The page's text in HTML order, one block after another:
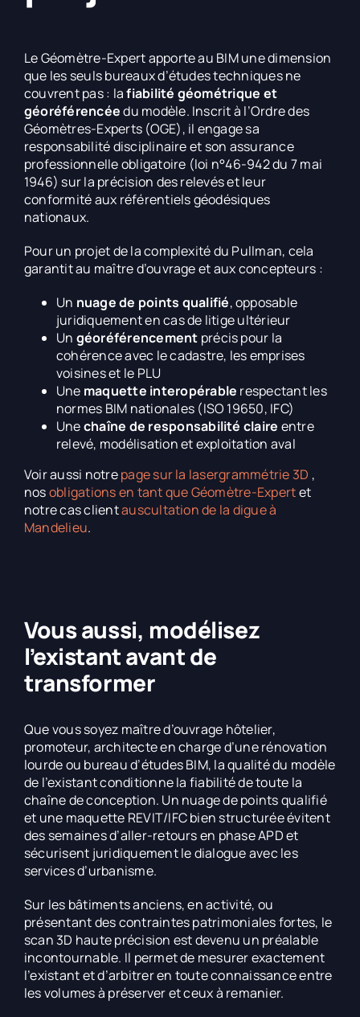
Le Géomètre-Expert apporte au BIM une dimension
que les seuls bureaux d’études techniques ne
couvrent pas : lafiabilité géométrique et
géoréférencéedu modèle. Inscrit à l’Ordre des
Géomètres-Experts (OGE), il engage sa
responsabilité disciplinaire et son assurance
professionnelle obligatoire (loi n°46-942 du 7 mai
1946) sur la précision des relevés et leur
conformité aux référentiels géodésiques
nationaux.
Pour un projet de la complexité du Pullman, cela
garantit au maître d’ouvrage et aux concepteurs :
Un nuage de points qualifié, opposable
juridiquement en cas de litige ultérieur
Un géoréférencement précis pour la
cohérence avec le cadastre, les emprises
voisines et le PLU
Une maquette interopérable respectant les
normes BIM nationales (ISO 19650, IFC)
Unechaîne de responsabilité claire entre
relevé, modélisation et exploitation aval
Voir aussi notrepage sur la lasergrammétrie 3D ,
nosobligations en tant que Géomètre-Expertet
notre cas clientauscultation de la digue à
Mandelieu.
Vous aussi, modélisez
l’existant avant de
transformer
Que vous soyez maître d’ouvrage hôtelier,
promoteur, architecte en charge d’une rénovation
lourde ou bureau d’études BIM, la qualité du modèle
de l’existant conditionne la fiabilité de toute la
chaîne de conception. Un nuage de points qualifié
et une maquette REVIT/IFC bien structurée évitent
des semaines d’aller-retours en phase APD et
sécurisent juridiquement le dialogue avec les
services d’urbanisme.
Sur les bâtiments anciens, en activité, ou
présentant des contraintes patrimoniales fortes, le
scan 3D haute précision est devenu un préalable
incontournable. Il permet de mesurer exactement
l’existant et d’arbitrer en toute connaissance entre
les volumes à préserver et ceux à remanier.